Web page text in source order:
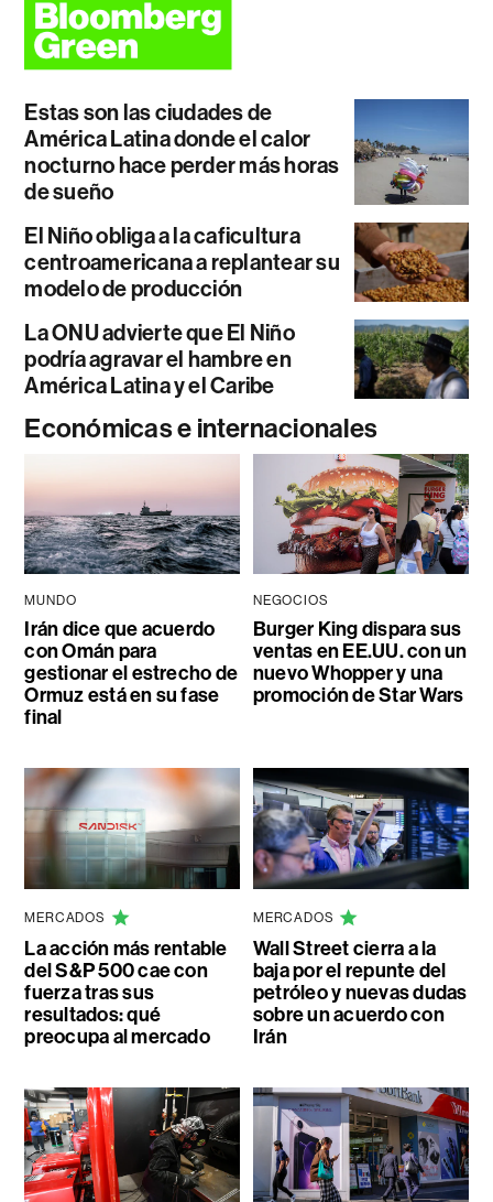
Estas son las ciudades de
América Latina donde el calor
nocturno hace perder más horas
de sueño
El Niño obliga a la caficultura
centroamericana a replantear su
modelo de producción
La ONU advierte que El Niño
podría agravar el hambre en
América Latina y el Caribe
Económicas e internacionales
MUNDO
Irán dice que acuerdo
con Omán para
gestionar el estrecho de
Ormuz está en su fase
final
NEGOCIOS
Burger King dispara sus
ventas en EE.UU. con un
nuevo Whopper y una
promoción de Star Wars
MERCADOS
La acción más rentable
del S&P 500 cae con
fuerza tras sus
resultados: qué
preocupa al mercado
MERCADOS
Wall Street cierra a la
baja por el repunte del
petróleo y nuevas dudas
sobre un acuerdo con
Irán